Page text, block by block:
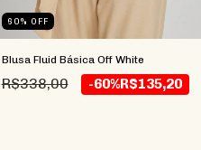
60% OFF
Blusa Fluid Básica Off White
R$338,00 -60%R$135,20